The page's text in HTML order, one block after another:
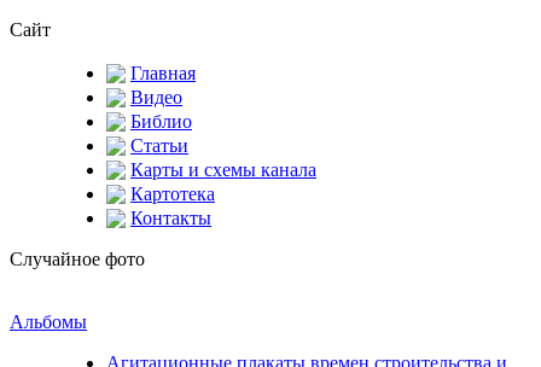
Сайт
Главная
Видео
Библио
Статьи
Карты и схемы канала
Картотека
Контакты
Случайное фото
Альбомы
Агитационные плакаты времен строительства и